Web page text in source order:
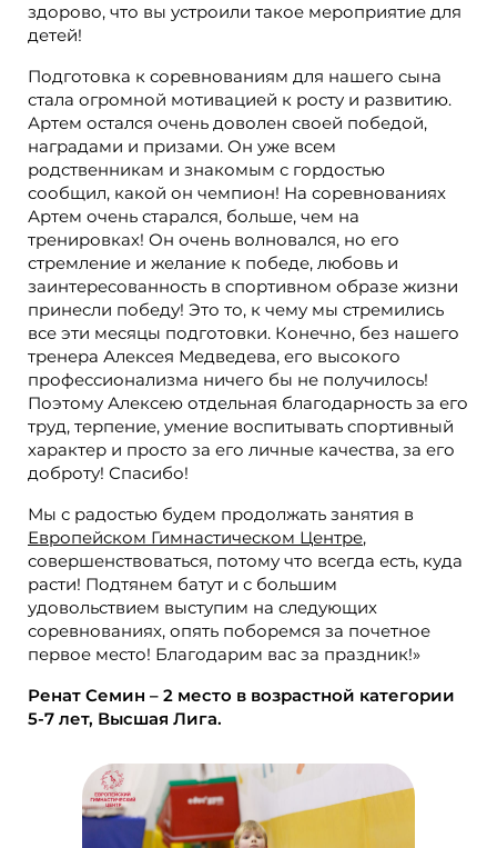
здорово, что вы устроили такое мероприятие для
детей!
Подготовка к соревнованиям для нашего сына
стала огромной мотивацией к росту и развитию.
Артем остался очень доволен своей победой,
наградами и призами. Он уже всем
родственникам и знакомым с гордостью
сообщил, какой он чемпион! На соревнованиях
Артем очень старался, больше, чем на
тренировках! Он очень волновался, но его
стремление и желание к победе, любовь и
заинтересованность в спортивном образе жизни
принесли победу! Это то, к чему мы стремились
все эти месяцы подготовки. Конечно, без нашего
тренера Алексея Медведева, его высокого
профессионализма ничего бы не получилось!
Поэтому Алексею отдельная благодарность за его
труд, терпение, умение воспитывать спортивный
характер и просто за его личные качества, за его
доброту! Спасибо!
Мы с радостью будем продолжать занятия в
Европейском Гимнастическом Центре,
совершенствоваться, потому что всегда есть, куда
расти! Подтянем батут и с большим
удовольствием выступим на следующих
соревнованиях, опять поборемся за почетное
первое место! Благодарим вас за праздник!»
Ренат Семин – 2 место в возрастной категории
5-7 лет, Высшая Лига.